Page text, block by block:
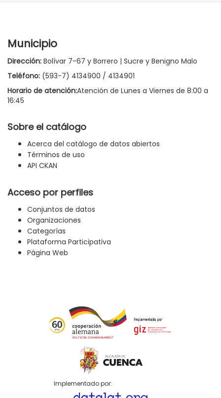
Municipio
Dirección: Bolívar 7-67 y Borrero | Sucre y Benigno Malo
Teléfono: (593-7) 4134900 / 4134901
Horario de atención:Atención de Lunes a Viernes de 8:00 a
16:45
Sobre el catálogo
Acerca del catálogo de datos abiertos
Términos de uso
API CKAN
Acceso por perfiles
Conjuntos de datos
Organizaciones
Categorías
Plataforma Participativa
Página Web
Implementado por: